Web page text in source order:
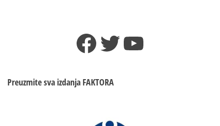
Facebook
TwitterYouTube
Preuzmite sva izdanja FAKTORA